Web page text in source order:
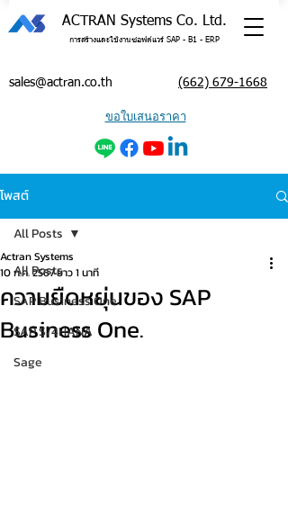
ACTRAN Systems Co. Ltd.
การสร้างและใช้งานซอฟต์แวร์ SAP - B1 - ERP
sales@actran.co.th (662) 679-1668
ขอใบเสนอราคา
โพสต์
All Posts
SAP Business One
SAP S/4HANA
Sage
All Posts
ความยืดหยุ่นของ SAP
Business One.
Actran Systems
10 ก.ค. 2567ยาว 1 นาที